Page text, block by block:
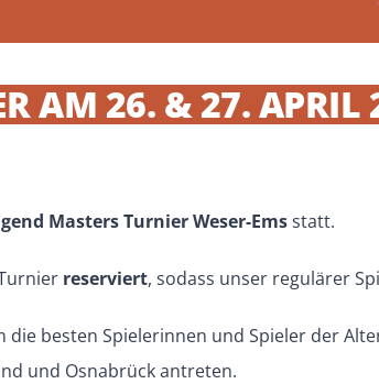
AM 26. & 27. APRIL
Masters Turnier Weser-Emsstatt.
reserviert, sodass unser regulärer
besten Spielerinnen und Spieler der
und Osnabrück antreten.